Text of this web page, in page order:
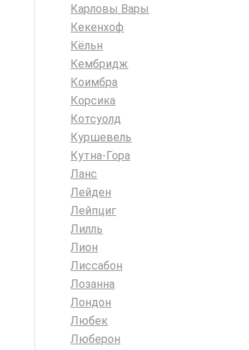
Карловы Вары
Кекенхоф
Кёльн
Кембридж
Коимбра
Корсика
Котсуолд
Куршевель
Кутна-Гора
Ланс
Лейден
Лейпциг
Лилль
Лион
Лиссабон
Лозанна
Лондон
Любек
Люберон